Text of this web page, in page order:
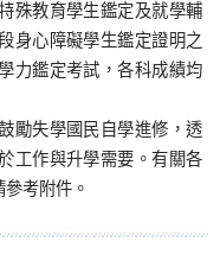
殊教育學生鑑定及就學輔
身心障礙學生鑑定證明之
力鑑定考試，各科成績均
勵失學國民自學進修，透
工作與升學需要。有關各
考附件。